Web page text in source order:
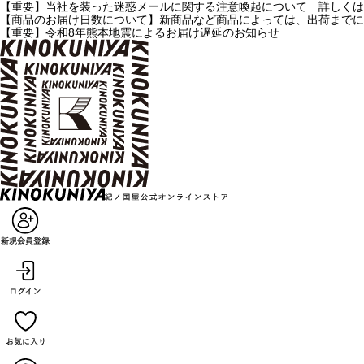
【重要】当社を装った迷惑メールに関する注意喚起について 詳しく
【商品のお届け日数について】新商品など商品によっては、出荷ま
【重要】令和8年熊本地震によるお届け遅延のお知らせ